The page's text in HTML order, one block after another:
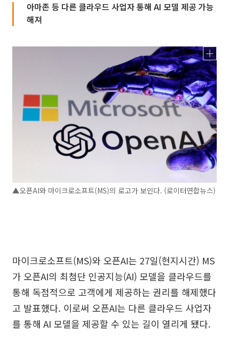
아마존 등 다른 클라우드 사업자 통해 AI 모델 제공 가능
해져
▲오픈AI와 마이크로소프트(MS)의 로고가 보인다. (로이터연합뉴스)
마이크로소프트(MS)와 오픈AI는 27일(현지시간) MS
가 오픈AI의 최첨단 인공지능(AI) 모델을 클라우드를
통해 독점적으로 고객에게 제공하는 권리를 해제했다
고 발표했다. 이로써 오픈AI는 다른 클라우드 사업자
를 통해 AI 모델을 제공할 수 있는 길이 열리게 됐다.